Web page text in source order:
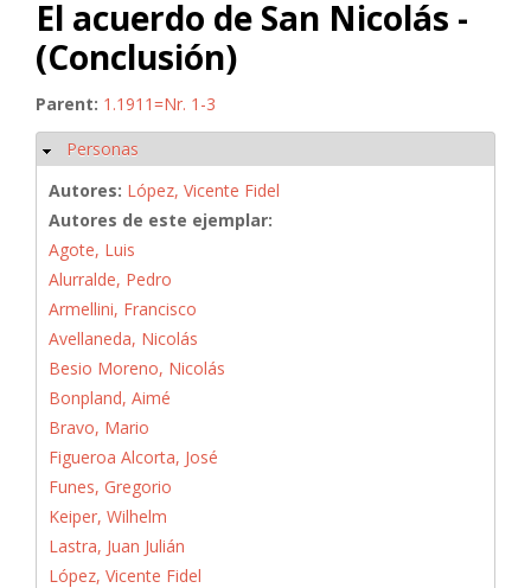
El acuerdo de San Nicolás -
(Conclusión)
Parent: 1.1911=Nr. 1-3
Ocultar
Personas
Autores: López, Vicente Fidel
Autores de este ejemplar:
Agote, Luis
Alurralde, Pedro
Armellini, Francisco
Avellaneda, Nicolás
Besio Moreno, Nicolás
Bonpland, Aimé
Bravo, Mario
Figueroa Alcorta, José
Funes, Gregorio
Keiper, Wilhelm
Lastra, Juan Julián
López, Vicente Fidel